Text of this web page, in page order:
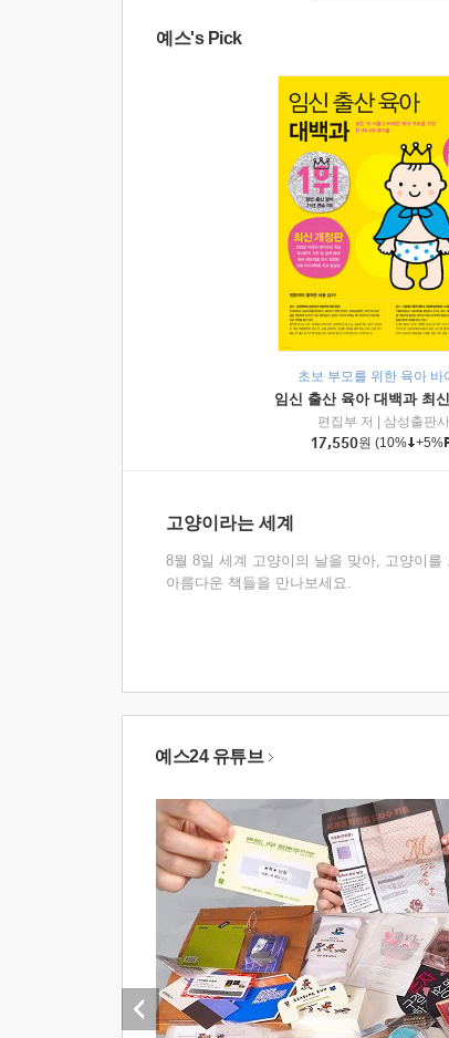
예스's Pick
초보 부모를 위한 육아 바
임신 출산 육아 대백과 최
편집부 저
삼성출판사
17,550원 (10% +5%
고양이라는 세계
8월 8일 세계 고양이의 날을 맞아, 고양이를
아름다운 책들을 만나보세요.
예스24 유튜브